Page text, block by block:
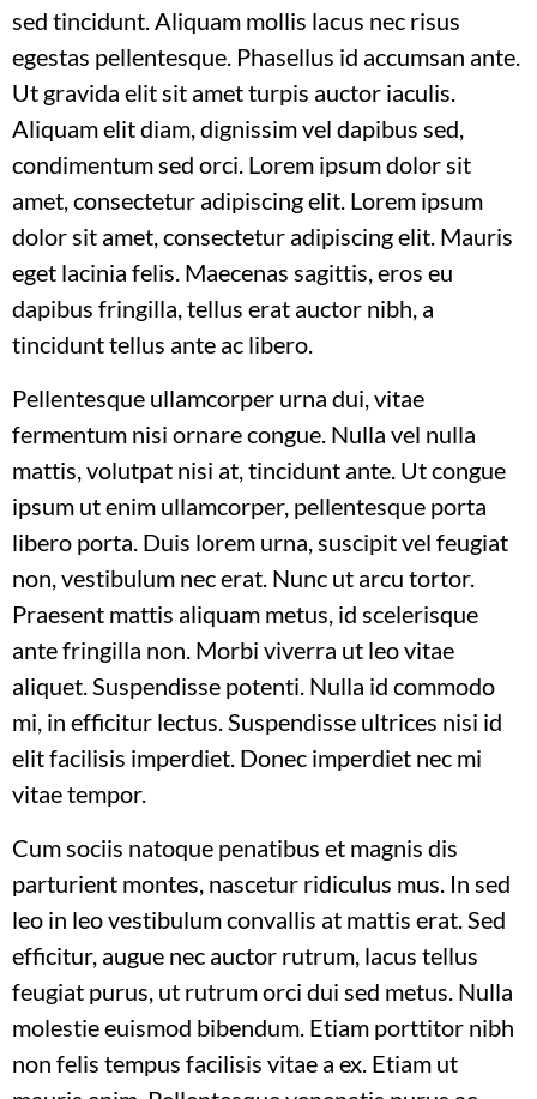
sed tincidunt. Aliquam mollis lacus nec risus
egestas pellentesque. Phasellus id accumsan ante.
Ut gravida elit sit amet turpis auctor iaculis.
Aliquam elit diam, dignissim vel dapibus sed,
condimentum sed orci. Lorem ipsum dolor sit
amet, consectetur adipiscing elit. Lorem ipsum
dolor sit amet, consectetur adipiscing elit. Mauris
eget lacinia felis. Maecenas sagittis, eros eu
dapibus fringilla, tellus erat auctor nibh, a
tincidunt tellus ante ac libero.
Pellentesque ullamcorper urna dui, vitae
fermentum nisi ornare congue. Nulla vel nulla
mattis, volutpat nisi at, tincidunt ante. Ut congue
ipsum ut enim ullamcorper, pellentesque porta
libero porta. Duis lorem urna, suscipit vel feugiat
non, vestibulum nec erat. Nunc ut arcu tortor.
Praesent mattis aliquam metus, id scelerisque
ante fringilla non. Morbi viverra ut leo vitae
aliquet. Suspendisse potenti. Nulla id commodo
mi, in efficitur lectus. Suspendisse ultrices nisi id
elit facilisis imperdiet. Donec imperdiet nec mi
vitae tempor.
Cum sociis natoque penatibus et magnis dis
parturient montes, nascetur ridiculus mus. In sed
leo in leo vestibulum convallis at mattis erat. Sed
efficitur, augue nec auctor rutrum, lacus tellus
feugiat purus, ut rutrum orci dui sed metus. Nulla
molestie euismod bibendum. Etiam porttitor nibh
non felis tempus facilisis vitae a ex. Etiam ut